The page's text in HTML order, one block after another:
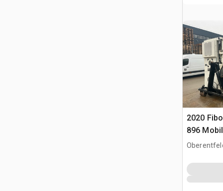
2020
896